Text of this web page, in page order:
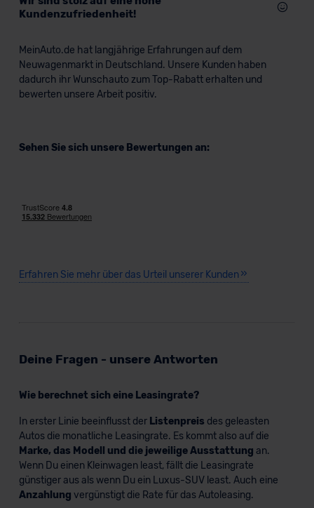
Kundenzufriedenheit!
MeinAuto.de hat langjährige Erfahrungen auf dem
Neuwagenmarkt in Deutschland. Unsere Kunden haben
dadurch ihr Wunschauto zum Top-Rabatt erhalten und
bewerten unsere Arbeit positiv.
Sehen Sie sich unsere Bewertungen an:
Erfahren Sie mehr über das Urteil unserer Kunden
Deine Fragen - unsere Antworten
Wie berechnet sich eine Leasingrate?
In erster Linie beeinflusst der Listenpreis des geleasten
Autos die monatliche Leasingrate. Es kommt also auf die
Marke, das Modell und die jeweilige Ausstattung an.
Wenn Du einen Kleinwagen least, fällt die Leasingrate
günstiger aus als wenn Du ein Luxus-SUV least. Auch eine
Anzahlung vergünstigt die Rate für das Autoleasing.